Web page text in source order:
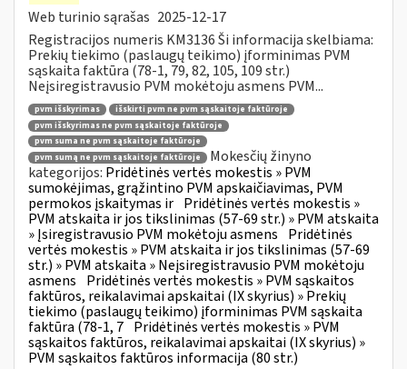
Web turinio sąrašas 2025-12-17
Registracijos numeris KM3136 Ši informacija skelbiama:
Prekių tiekimo (paslaugų teikimo) įforminimas PVM
sąskaita faktūra (78-1, 79, 82, 105, 109 str.)
Neįsiregistravusio PVM mokėtoju asmens PVM...
pvm išskyrimas
išskirti pvm ne pvm sąskaitoje faktūroje
pvm išskyrimas ne pvm sąskaitoje faktūroje
pvm suma ne pvm sąskaitoje faktūroje
pvm sumą ne pvm sąskaitoje faktūroje
Mokesčių žinyno
kategorijos: Pridėtinės vertės mokestis » PVM
sumokėjimas, grąžintino PVM apskaičiavimas, PVM
permokos įskaitymas ir Pridėtinės vertės mokestis »
PVM atskaita ir jos tikslinimas (57-69 str.) » PVM atskaita
» Įsiregistravusio PVM mokėtoju asmens Pridėtinės
vertės mokestis » PVM atskaita ir jos tikslinimas (57-69
str.) » PVM atskaita » Neįsiregistravusio PVM mokėtoju
asmens Pridėtinės vertės mokestis » PVM sąskaitos
faktūros, reikalavimai apskaitai (IX skyrius) » Prekių
tiekimo (paslaugų teikimo) įforminimas PVM sąskaita
faktūra (78-1, 7 Pridėtinės vertės mokestis » PVM
sąskaitos faktūros, reikalavimai apskaitai (IX skyrius) »
PVM sąskaitos faktūros informacija (80 str.)